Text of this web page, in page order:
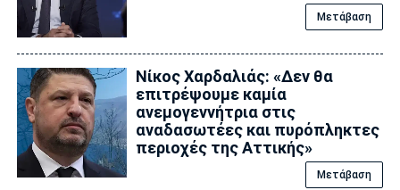
Μετάβαση
Νίκος Χαρδαλιάς: «Δεν θα
επιτρέψουμε καμία
ανεμογεννήτρια στις
αναδασωτέες και πυρόπληκτες
περιοχές της Αττικής»
Μετάβαση